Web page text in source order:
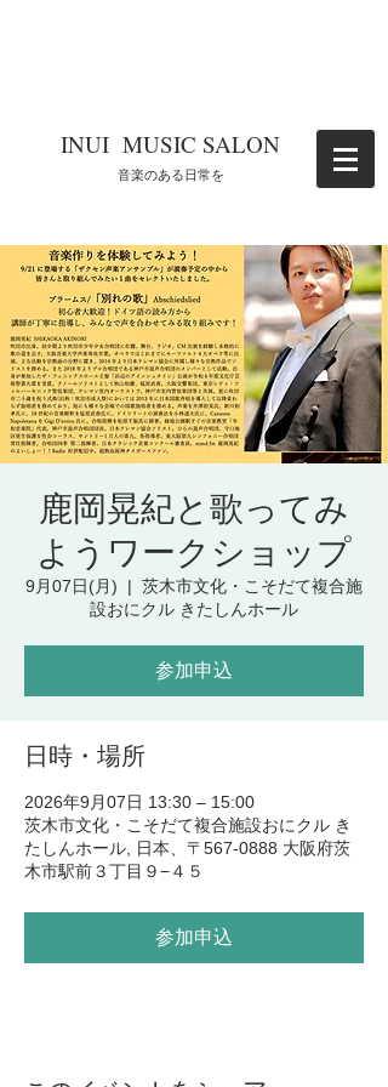
​INUI MUSIC SALON
​音楽のある日常を
鹿岡晃紀と歌ってみ
ようワークショップ
9月07日(月)
  |
茨木市文化・こそだて複合施
設おにクル きたしんホール
参加申込
日時・場所
2026年9月07日 13:30 – 15:00
茨木市文化・こそだて複合施設おにクル き
たしんホール, 日本、〒567-0888 大阪府茨
木市駅前３丁目９−４５
参加申込